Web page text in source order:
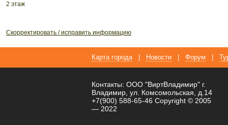
2 этаж
Скорректировать / исправить информацию
Карта города Новости Форум
Контакты: ООО "ВиртВладимир" г.
Владимир, ул. Комсомольская, д.14
+7(900) 588-65-46 Copyright © 2005
— 2022